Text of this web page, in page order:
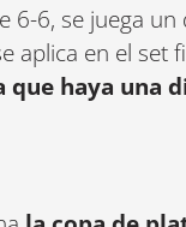
6-6, se juega
aplica en el set
haya una